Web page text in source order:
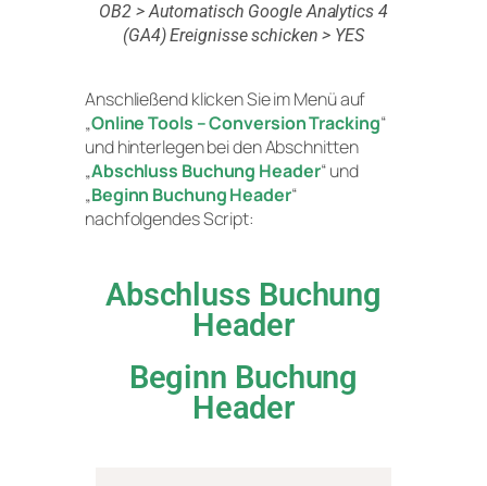
OB2 > Automatisch Google Analytics 4
(GA4) Ereignisse schicken > YES
Anschließend klicken Sie im Menü auf
„Online Tools – Conversion Tracking“
und hinterlegen bei den Abschnitten
„Abschluss Buchung Header“ und
„Beginn Buchung Header“
nachfolgendes Script:
Abschluss Buchung
Header
Beginn Buchung
Header